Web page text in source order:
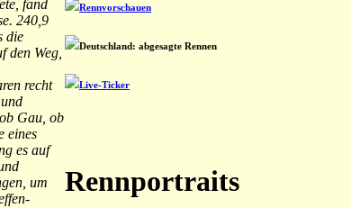
fand
240,9
die
den Weg,
recht
Gau, ob
eines
es auf
um
Rennvorschauen
Deutschland: abgesagte Rennen
Live-Ticker
Rennportraits